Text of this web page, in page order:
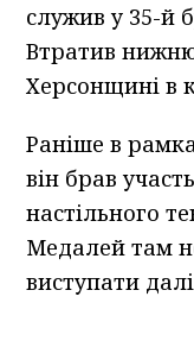
служив у 35-й
Втратив
Херсонщині в
Раніше в
він брав
настільного
Медалей там
виступати